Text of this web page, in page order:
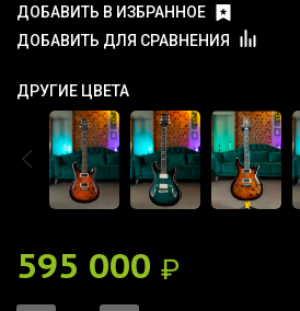
ДОБАВИТЬ В ИЗБРАННОЕ
ДОБАВИТЬ ДЛЯ СРАВНЕНИЯ
ДРУГИЕ ЦВЕТА
595 000 ₽